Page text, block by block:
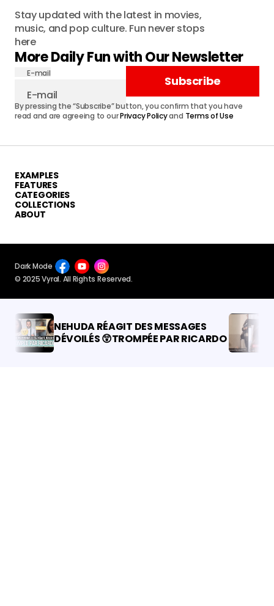
Stay updated with the latest in movies,
music, and pop culture. Fun never stops
here
More Daily Fun with Our Newsletter
E-mail
Subscribe
By pressing the “Subscribe” button, you confirm that you have
read and are agreeing to ourPrivacy Policyand Terms of Use
EXAMPLES
FEATURES
CATEGORIES
COLLECTIONS
ABOUT
© 2025 Vyral. All Rights Reserved.
Dark Mode
NEHUDA RÉAGIT DES
MESSAGES DÉVOILÉS 😲
TROMPÉE PAR RICARDO
Incident à
Vidéo D’une
Giflant Une